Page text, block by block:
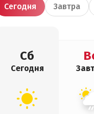
Сегодня Завтра
Сб
Сегодня